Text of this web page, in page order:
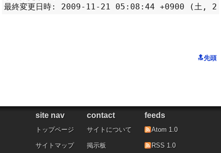
site nav
トップページ
サイトマップ
contact
サイトについて
掲示板
feeds
Atom 1.0
RSS 1.0